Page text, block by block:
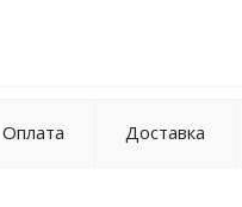
Оплата Доставка